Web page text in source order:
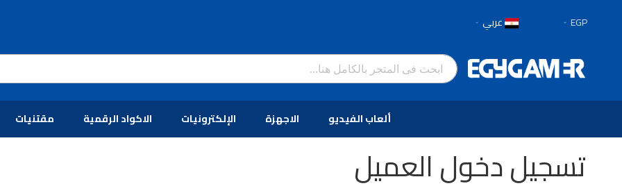
العملة
EGP
إلى
المحتوى
لغة عربي
ألعاب الفيديو الاجهزة الإلكترونيات الاكواد الرقمية مقتنيات
تسجيل دخول العميل